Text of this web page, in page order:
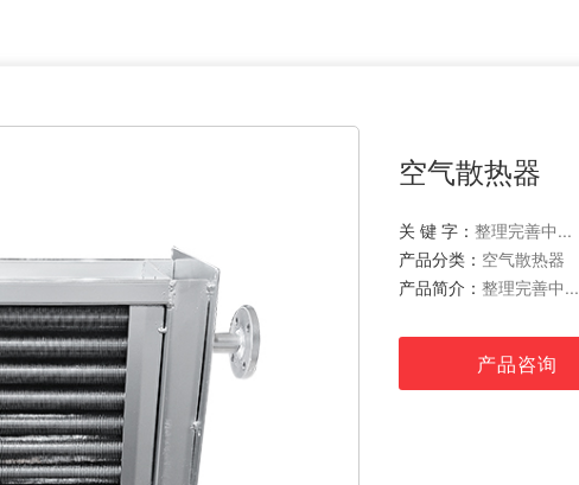
空气散热器
关 键 字： 整理完善中...
产品分类： 空气散热器
产品简介： 整理完善中...
产品咨询